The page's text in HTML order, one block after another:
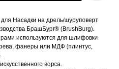
Насадки на дрель/шуруповерт
БрашБург® (BrushBurg).
используются для шлифовки
фанеры или МДФ (плинтус,
ворса.